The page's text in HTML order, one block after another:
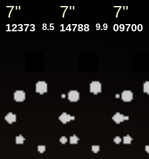
7"
12373 8.50€
7"
14788 9.95€
7"
09700